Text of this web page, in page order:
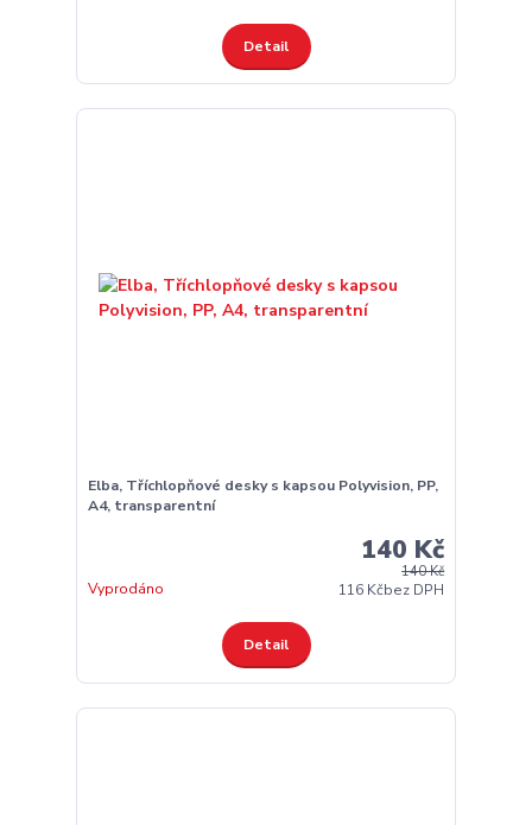
Detail
Elba, Tříchlopňové desky s kapsou Polyvision, PP,
A4, transparentní
140 Kč
140 Kč
116 Kčbez DPH
Vyprodáno
Detail